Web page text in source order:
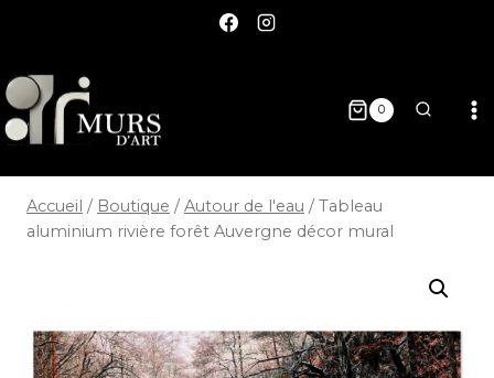
0
Accueil / Boutique / Autour de l'eau / Tableau
aluminium rivière forêt Auvergne décor mural